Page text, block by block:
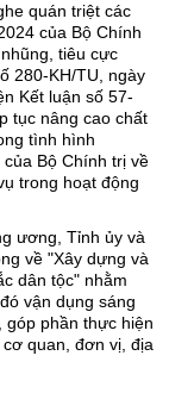
quán triệt các
của Bộ Chính
tiêu cực
280-KH/TU, ngày
Kết luận số 57-
tục nâng cao chất
tình hình
Bộ Chính trị về
trong hoạt động
ương, Tỉnh ủy và
về "Xây dựng và
dân tộc" nhằm
vận dụng sáng
phần thực hiện
quan, đơn vị, địa